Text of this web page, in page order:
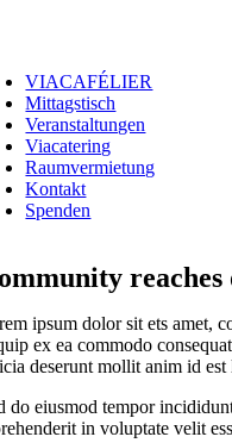
VIACAFÉLIER
Mittagstisch
Veranstaltungen
Viacatering
Raumvermietung
Kontakt
Spenden
reaches
ipsum dolor sit ets amet,
ex ea commodo
deserunt mollit anim id est
do eiusmod tempor
in voluptate velit